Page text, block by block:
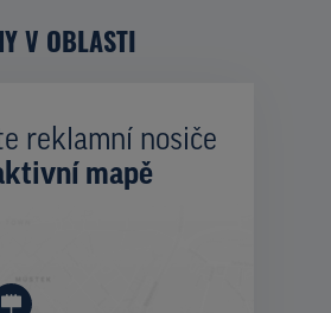
V OBLASTI
reklamní nosiče
mapě